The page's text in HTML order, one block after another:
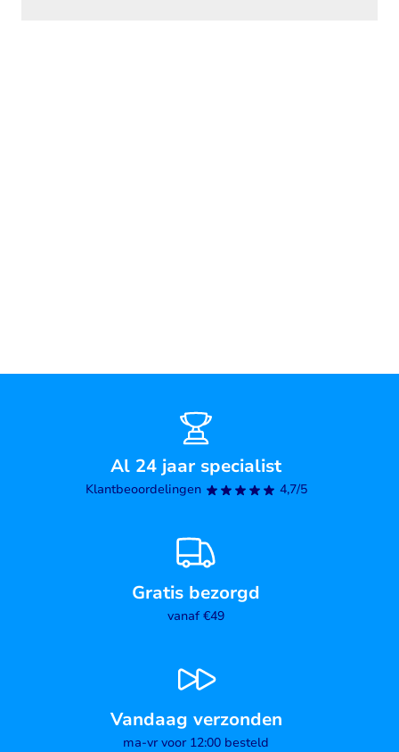
Al 24 jaar specialist
Klantbeoordelingen 4,7/5
Gratis bezorgd
vanaf €49
Vandaag verzonden
ma-vr voor 12:00 besteld